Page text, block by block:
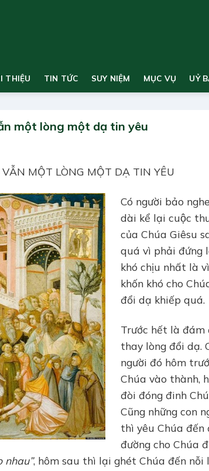
THIỆU TIN TỨC SUY NIỆM MỤC VỤ UỶ
một lòng một dạ tin yêu
MỘT LÒNG MỘT DẠ TIN YÊU
Có người bảo
dài kể lại cuộc
của Chúa Giêsu
quá vì phải đứng
khó chịu nhất là
khốn khó cho
đổi dạ khiếp quá.
Trước hết là đám
thay lòng đổi dạ.
người đó hôm
Chúa vào thành,
đòi đóng đinh
Cũng những con
thì yêu Chúa
đường cho Chúa
nhau”, hôm sau thì lại ghét Chúa đến nỗi